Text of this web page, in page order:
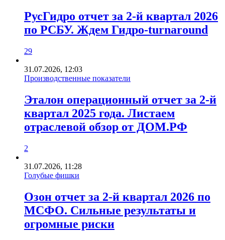
РусГидро отчет за 2-й квартал 2026
по РСБУ. Ждем Гидро-turnaround
29
31.07.2026, 12:03
Производственные показатели
Эталон операционный отчет за 2-й
квартал 2025 года. Листаем
отраслевой обзор от ДОМ.РФ
2
31.07.2026, 11:28
Голубые фишки
Озон отчет за 2-й квартал 2026 по
МСФО. Сильные результаты и
огромные риски